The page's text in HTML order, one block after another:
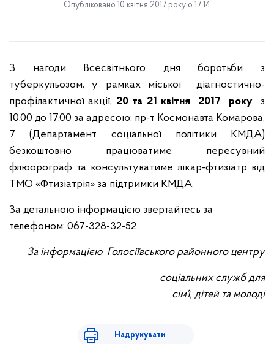
Опубліковано 10 квітня 2017 року о 17:14
З нагоди Всесвітнього дня боротьби з
туберкульозом, у рамках міської діагностично-
профілактичної акції, 20 та 21 квітня 2017 року з
10.00 до 17.00 за адресою: пр-т Космонавта Комарова,
7 (Департамент соціальної політики КМДА)
безкоштовно працюватиме пересувний
флюорограф та консультуватиме лікар-фтизіатр від
ТМО «Фтизіатрія» за підтримки КМДА.
За детальною інформацією звертайтесь за
телефоном: 067-328-32-52.
За інформацією Голосіївського районного центру
соціальних служб для
сім’ї, дітей та молоді
Надрукувати